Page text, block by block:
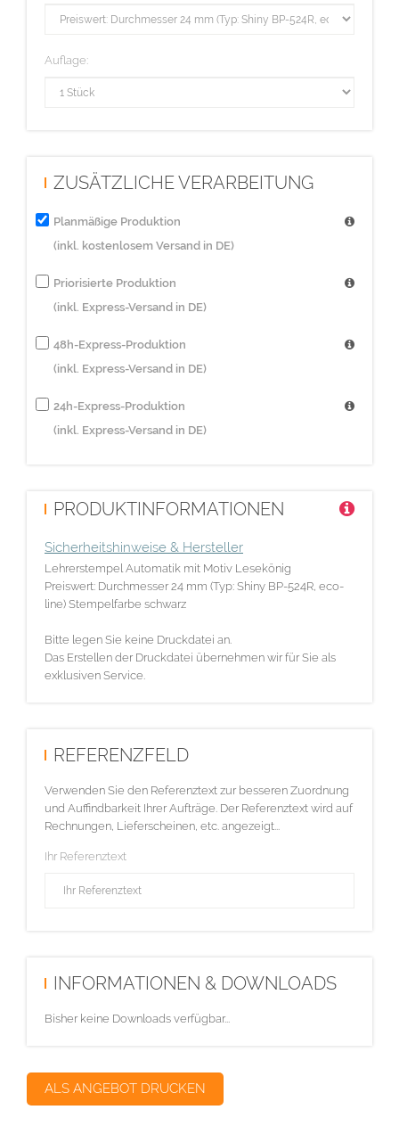
Auflage:
ZUSÄTZLICHE VERARBEITUNG
Planmäßige Produktion
(inkl. kostenlosem Versand in DE)
Priorisierte Produktion
(inkl. Express-Versand in DE)
48h-Express-Produktion
(inkl. Express-Versand in DE)
24h-Express-Produktion
(inkl. Express-Versand in DE)
PRODUKTINFORMATIONEN
Sicherheitshinweise & Hersteller
Lehrerstempel Automatik mit Motiv Lesekönig
Preiswert: Durchmesser 24 mm (Typ: Shiny BP-524R, eco-
line) Stempelfarbe schwarz
Bitte legen Sie keine Druckdatei an.
Das Erstellen der Druckdatei übernehmen wir für Sie als
exklusiven Service.
REFERENZFELD
Verwenden Sie den Referenztext zur besseren Zuordnung
und Auffindbarkeit Ihrer Aufträge. Der Referenztext wird auf
Rechnungen, Lieferscheinen, etc. angezeigt...
Ihr Referenztext
INFORMATIONEN & DOWNLOADS
Bisher keine Downloads verfügbar...
ALS ANGEBOT DRUCKEN